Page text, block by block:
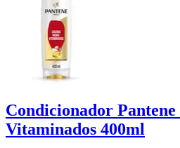
Condicionador
Vitaminados 400ml